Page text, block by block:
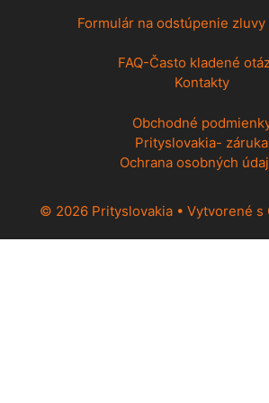
Formulár na odstúpenie zluvy
FAQ-Často kladené
Kontakty
Obchodné
Prityslovakia- záruka
Ochrana osobných
© 2026 Prityslovakia • Vytvorené s